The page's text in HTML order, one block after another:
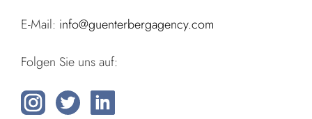
E-Mail: info@guenterbergagency.com
Folgen Sie uns auf: